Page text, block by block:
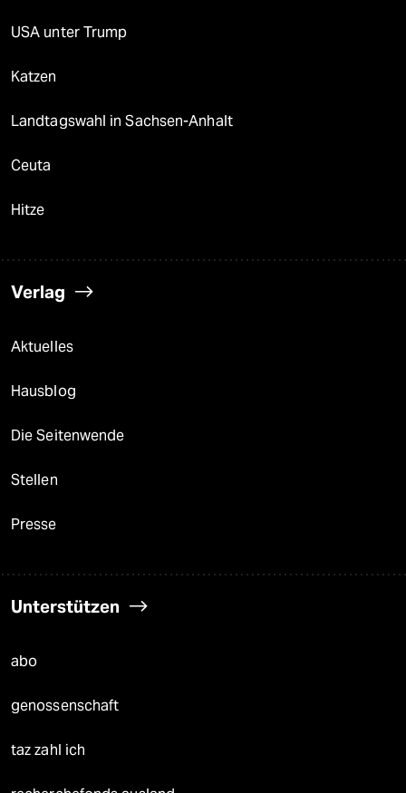
USA unter Trump
Katzen
Landtagswahl in Sachsen-Anhalt
Ceuta
Hitze
Verlag
Aktuelles
Hausblog
Die Seitenwende
Stellen
Presse
Unterstützen
abo
genossenschaft
taz zahl ich